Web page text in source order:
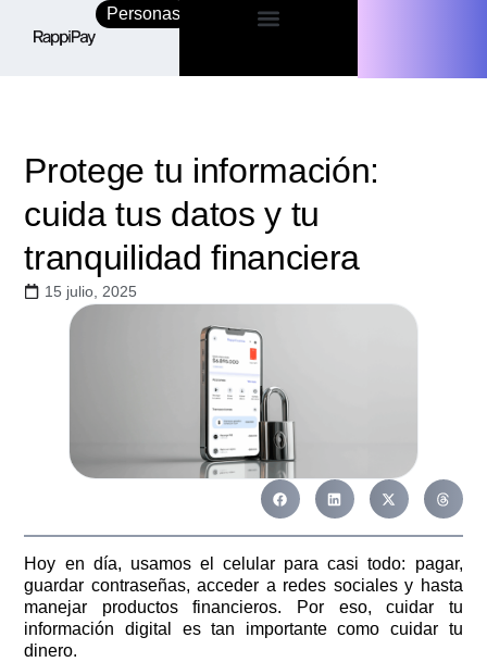
Personas Empresas
Protege tu información:
cuida tus datos y tu
tranquilidad financiera
15 julio, 2025
Hoy en día, usamos el celular para casi todo: pagar,
guardar contraseñas, acceder a redes sociales y hasta
manejar productos financieros. Por eso, cuidar tu
información digital es tan importante como cuidar tu
dinero.